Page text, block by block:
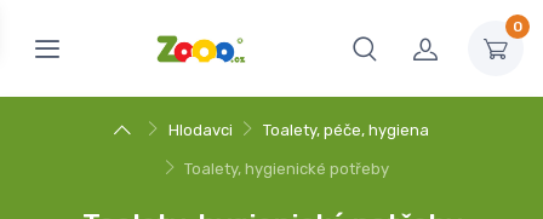
0
Hlodavci Toalety, péče, hygiena
Toalety, hygienické potřeby